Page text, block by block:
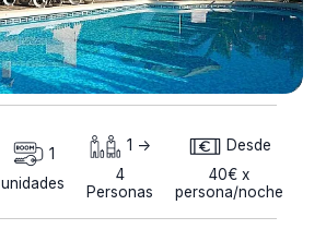
1
unidades
1 ->
4
Personas
Desde
40€ x
persona/noche